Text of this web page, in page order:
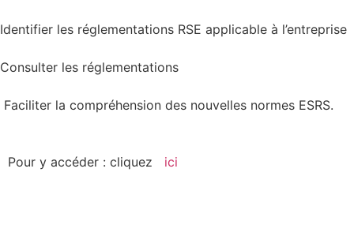
Identifier les réglementations RSE applicable à l’entreprise
Consulter les réglementations
Faciliter la compréhension des nouvelles normes ESRS.
Pour y accéder : cliquez ici